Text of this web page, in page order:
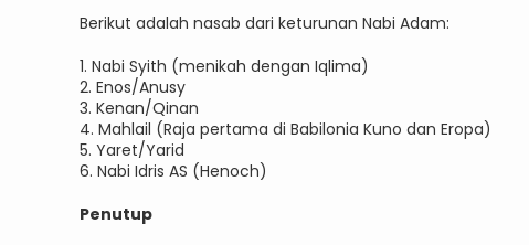
Berikut adalah nasab dari keturunan Nabi Adam:
1. Nabi Syith (menikah dengan Iqlima)
2. Enos/Anusy
3. Kenan/Qinan
4. Mahlail (Raja pertama di Babilonia Kuno dan Eropa)
5. Yaret/Yarid
6. Nabi Idris AS (Henoch)
Penutup